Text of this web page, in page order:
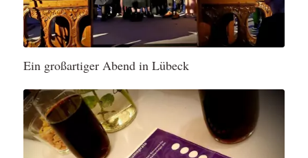
Ein großartiger Abend in Lübeck